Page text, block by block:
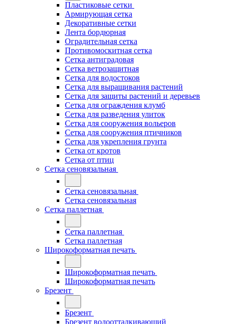
Пластиковые сетки
Армирующая сетка
Декоративные сетки
Лента бордюрная
Оградительная сетка
Противомоскитная сетка
Сетка антиградовая
Сетка ветрозащитная
Сетка для водостоков
Сетка для выращивания растений
Сетка для защиты растений и деревьев
Сетка для ограждения клумб
Сетка для разведения улиток
Сетка для сооружения вольеров
Сетка для сооружения птичников
Сетка для укрепления грунта
Сетка от кротов
Сетка от птиц
Сетка сеновязальная
Сетка сеновязальная
Сетка сеновязальная
Сетка паллетная
Сетка паллетная
Сетка паллетная
Широкоформатная печать
Широкоформатная печать
Широкоформатная печать
Брезент
Брезент
Брезент водоотталкивающий